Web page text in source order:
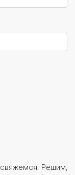
Решим,